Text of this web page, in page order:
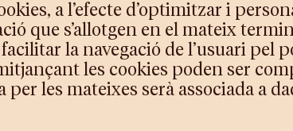
a l’efecte d’optimitzar i
que s’allotgen en el mateix
la navegació de l’usuari pel
les cookies poden ser
les mateixes serà associada a